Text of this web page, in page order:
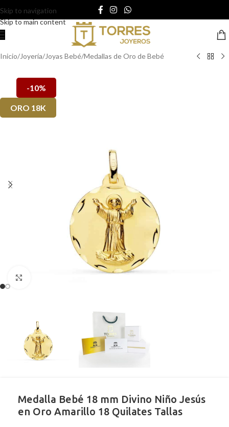
Skip to navigation
Skip to main content
Inicio/Joyería/Joyas Bebé/Medallas de Oro de Bebé
-10%
ORO 18K
Medalla Bebé 18 mm Divino Niño Jesús
en Oro Amarillo 18 Quilates Tallas